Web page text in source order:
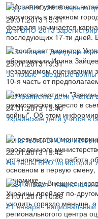
В Испании уже вовсю
частности, в пляжном
февраля начинается
последующих 17-ти дней.
29.01.2013 15:31
Для ВНО-2013
ак сообщает директор
образования Ирина
независимом оценивании
10-я часть от
25.01.2013 19:31
За новые "Звездные
Режиссер картины
режиссерское кресло в
войны". Об этом
24.01.2013 13:40
Украинские дети учатся в
По результатам
проведенного
установлено, что работа
основном в первую смену,
динамике.
22.01.2013 19:42
На тесты ВНО по истории
В 2013 году Внешнее
Украины пройдет по-
уходить гораздо меньше,
региональногого центра
21.01.2013 10:36
21 января -